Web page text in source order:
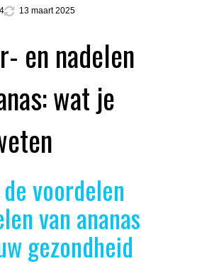
13 maart 2025
en nadelen
wat je
voordelen
van ananas
gezondheid